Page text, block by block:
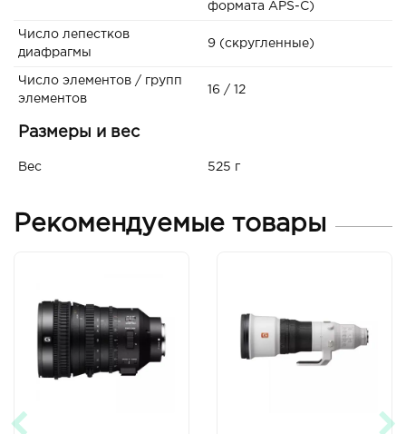
формата APS-C)
Число лепестков
диафрагмы
9 (скругленные)
Число элементов / групп
элементов
16 / 12
Размеры и вес
Вес 525 г
Рекомендуемые товары